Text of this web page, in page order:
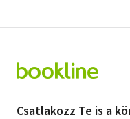
Csatlakozz Te is a